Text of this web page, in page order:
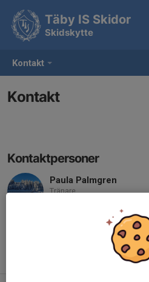
Kontakt
Täby IS Skidor
Skidskytte
Kontakt
Kontaktpersoner
Paula Palmgren
Tränare